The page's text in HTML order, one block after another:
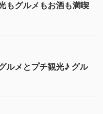
もグルメもお酒も満喫
ルメとプチ観光♪ グル